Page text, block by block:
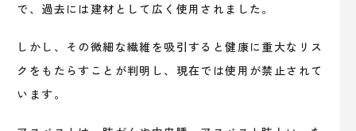
で、過去には建材として広く使用されました。
しかし、その微細な繊維を吸引すると健康に重大なリス
クをもたらすことが判明し、現在では使用が禁止されて
います。